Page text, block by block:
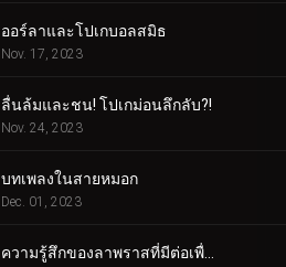
ออร์ลาและโปเกบอลสมิธ
Nov. 17, 2023
ลื่นล้มและชน! โปเกม่อนลึกลับ?!
Nov. 24, 2023
บทเพลงในสายหมอก
Dec. 01, 2023